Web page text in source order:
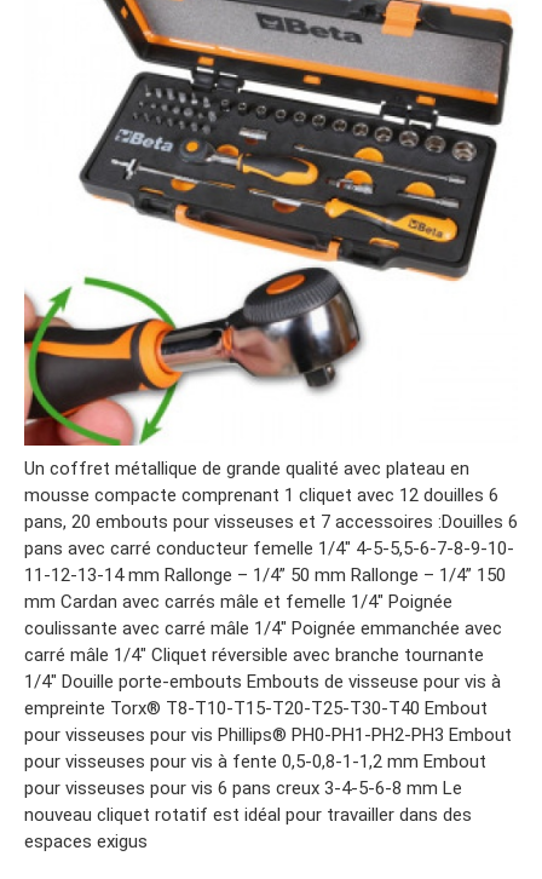
Un coffret métallique de grande qualité avec plateau en
mousse compacte comprenant 1 cliquet avec 12 douilles 6
pans, 20 embouts pour visseuses et 7 accessoires :Douilles 6
pans avec carré conducteur femelle 1/4″ 4-5-5,5-6-7-8-9-10-
11-12-13-14 mm Rallonge – 1/4” 50 mm Rallonge – 1/4” 150
mm Cardan avec carrés mâle et femelle 1/4″ Poignée
coulissante avec carré mâle 1/4″ Poignée emmanchée avec
carré mâle 1/4″ Cliquet réversible avec branche tournante
1/4″ Douille porte-embouts Embouts de visseuse pour vis à
empreinte Torx® T8-T10-T15-T20-T25-T30-T40 Embout
pour visseuses pour vis Phillips® PH0-PH1-PH2-PH3 Embout
pour visseuses pour vis à fente 0,5-0,8-1-1,2 mm Embout
pour visseuses pour vis 6 pans creux 3-4-5-6-8 mm Le
nouveau cliquet rotatif est idéal pour travailler dans des
espaces exigus